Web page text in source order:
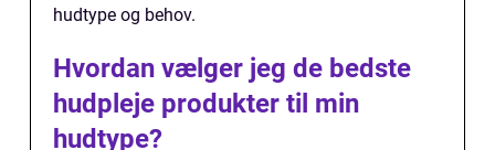
hudtype og behov.
Hvordan vælger jeg de bedste
hudpleje produkter til min
hudtype?